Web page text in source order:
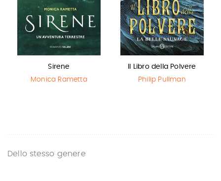
Sirene
Monica Rametta
Il Libro della Polvere
Philip Pullman
Dello stesso genere